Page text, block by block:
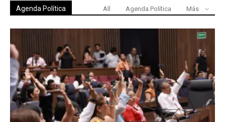
Agenda Política All Agenda Política Más